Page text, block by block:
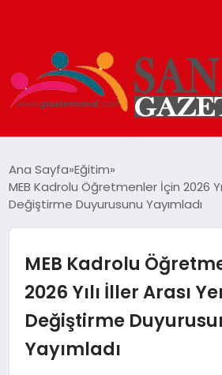
TEKNOLOJI
YAŞAM
EKONOMI
Ana Sayfa Eğitim
MEB Kadrolu Öğretmenler İçin 2026
Değiştirme Duyurusunu Yayımladı
MEB Kadrolu
2026 Yılı İller Arası
Değiştirme
Yayımladı